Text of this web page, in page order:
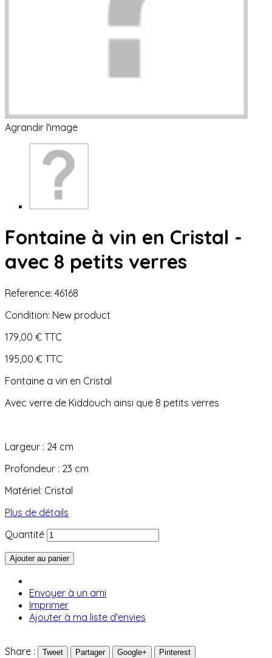
Agrandir l'image
Fontaine à vin en Cristal -
avec 8 petits verres
Reference: 46168
Condition: New product
179,00 € TTC
195,00 € TTC
Fontaine a vin en Cristal
Avec verre de Kiddouch ainsi que 8 petits verres
Largeur : 24 cm
Profondeur : 23 cm
Matériel: Cristal
Plus de détails
Quantité
Ajouter au panier
Envoyer à un ami
Imprimer
Ajouter à ma liste d'envies
Share : Tweet Partager Google+ Pinterest